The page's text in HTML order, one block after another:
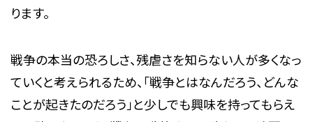
ります。
戦争の本当の恐ろしさ、残虐さを知らない人が多くなっ
ていくと考えられるため、「戦争とはなんだろう、どんな
ことが起きたのだろう」と少しでも興味を持ってもらえ